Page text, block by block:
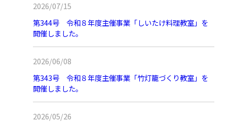
2026/07/15
第344号 令和８年度主催事業「しいたけ料理教室」を
開催しました。
2026/06/08
第343号 令和８年度主催事業「竹灯籠づくり教室」を
開催しました。
2026/05/26